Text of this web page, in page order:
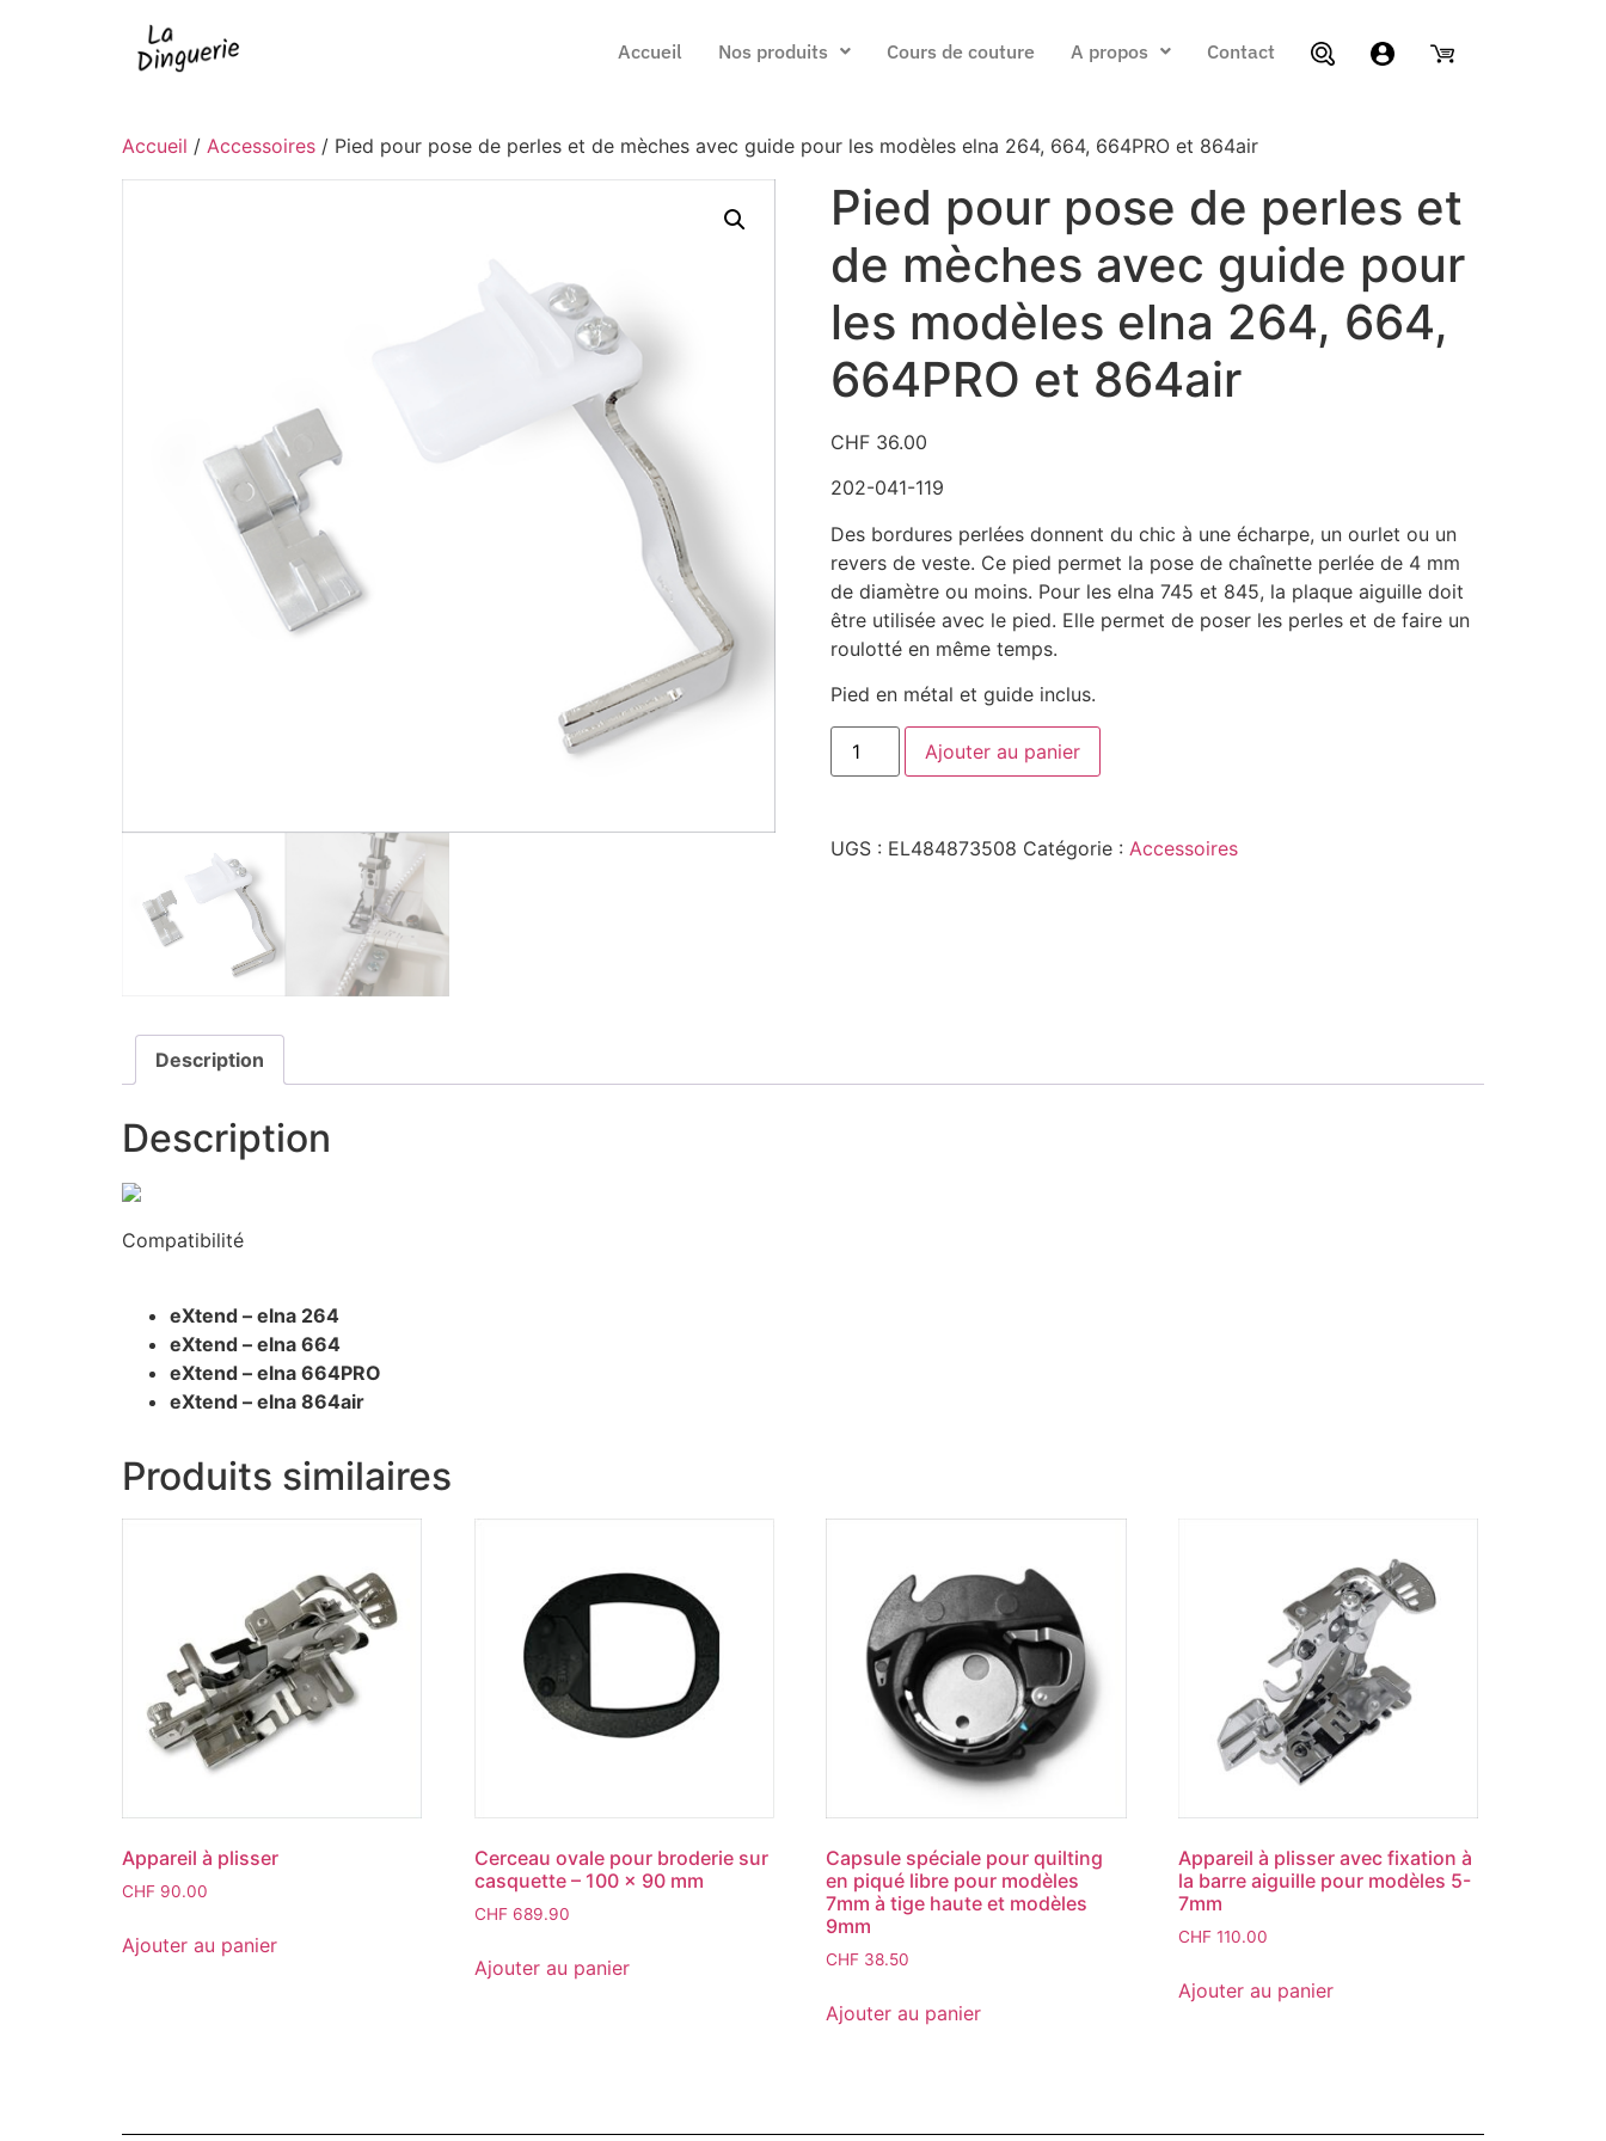
Accueil Nos produits Cours de couture A propos Contact
Accueil / Accessoires / Pied pour pose de perles et de mèches avec guide pour les modèles elna 264, 664, 664PRO et 864air
Pied pour pose de perles et
de mèches avec guide pour
les modèles elna 264, 664,
664PRO et 864air
CHF36.00
202-041-119
Des bordures perlées donnent du chic à une écharpe, un ourlet ou un
revers de veste. Ce pied permet la pose de chaînette perlée de 4 mm
de diamètre ou moins. Pour les elna 745 et 845, la plaque aiguille doit
être utilisée avec le pied. Elle permet de poser les perles et de faire un
roulotté en même temps.
Pied en métal et guide inclus.
Ajouter au panier
UGS : EL484873508 Catégorie : Accessoires
Description
Description
Compatibilité
eXtend – elna 264
eXtend – elna 664
eXtend – elna 664PRO
eXtend – elna 864air
Produits similaires
Appareil à plisser
CHF 90.00
Ajouter au panier
Cerceau ovale pour broderie sur
casquette – 100 x 90 mm
CHF689.90
Ajouter au panier
Capsule spéciale pour quilting
en piqué libre pour modèles
7mm à tige haute et modèles
9mm
CHF 38.50
Ajouter au panier
Appareil à plisser avec fixation à
la barre aiguille pour modèles 5-
7mm
CHF 110.00
Ajouter au panier